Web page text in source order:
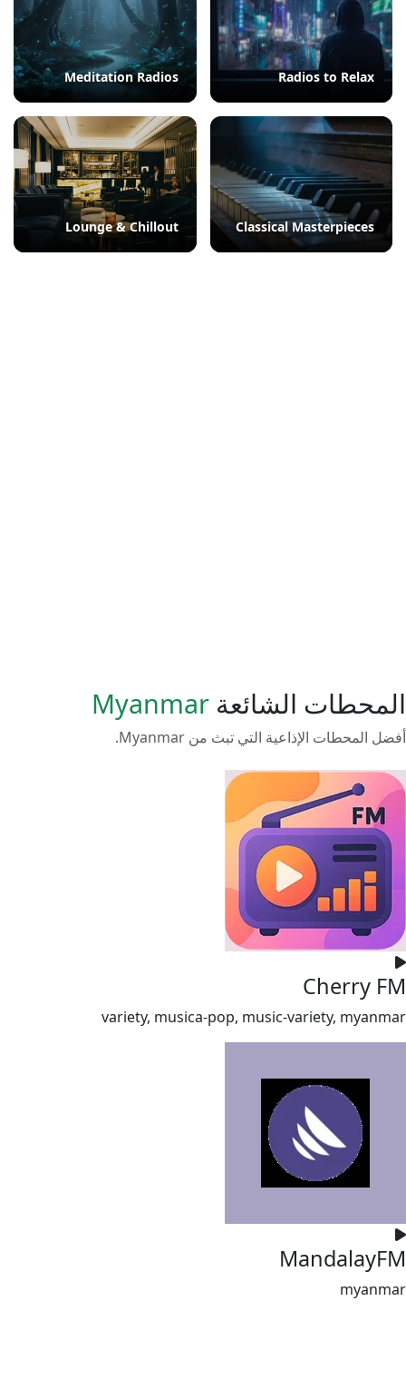
Radios to Relax
Meditation Radios
Classical Masterpieces
Lounge & Chillout
المحطات الشائعة Myanmar
أفضل المحطات الإذاعية التي تبث من Myanmar.
Cherry FM
variety, musica-pop, music-variety, myanmar
MandalayFM
myanmar